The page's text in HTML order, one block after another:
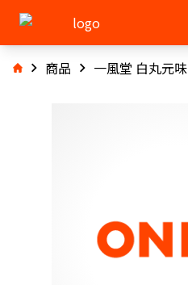
商品 一風堂 白丸元味